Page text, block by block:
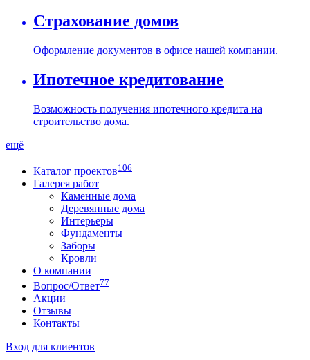
Страхование домов
Оформление документов в офисе нашей компании.
Ипотечное кредитование
Возможность получения ипотечного кредита на
строительство дома.
ещё
Каталог проектов106
Галерея работ
Каменные дома
Деревянные дома
Интерьеры
Фундаменты
Заборы
Кровли
О компании
Вопрос/Ответ77
Акции
Отзывы
Контакты
Вход для клиентов